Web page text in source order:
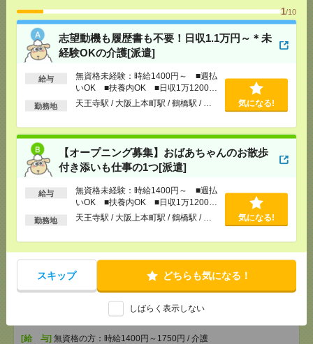
1/10
志望動機も履歴書も不要！日収1.1万円～＊未
経験OKの介護[派遣]
給与
無資格未経験：時給1400円～ ■週払
いOK ■扶養内OK ■日収1万1200円
以上
勤務地 天王寺駅 / 大阪上本町駅 / 鶴橋駅 / … 気になる!
【オープニング募集】おばあちゃんのお散歩
付き添いも仕事の1つ[派遣]
給与
無資格未経験：時給1400円～ ■週払
いOK ■扶養内OK ■日収1万1200円
以上
勤務地 天王寺駅 / 大阪上本町駅 / 鶴橋駅 / … 気になる!
スキップ どちらも気になる！
しばらく表示しない
【オープニング募集】おばあちゃんのお散歩付き添
いも仕事の1つ[派遣]
無資格未経験：時給1400円～ ■週払い
OK ■扶養内OK ■日収1万1200円以上
[勤務地]天王寺駅 大阪上本町駅 / 鶴橋駅 / …
気になる！
＜医療行為はナシ＞時給1400円！病院で備品のチェ
ックなど[派遣]
無資格の方：時給1400円～1750円 / 介護
福祉士：時給1700円～2125円 / 初任者以上：時給
1500円～1875円
[交通費]全額支給
[勤務地]大阪駅/大阪梅田(阪神線)駅/天神橋筋六丁
[給 与] 無資格の方：時給1400円～1750円 / 介護